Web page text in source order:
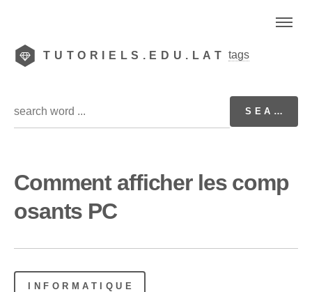
TUTORIELS.EDU.LAT tags
Comment afficher les comp
osants PC
INFORMATIQUE